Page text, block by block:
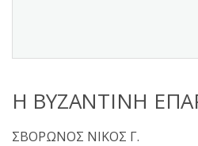
Η ΒΥΖΑΝΤΙΝΗ
ΣΒΟΡΩΝΟΣ ΝΙΚΟΣ Γ.